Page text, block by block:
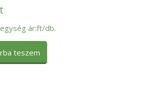
ár:ft/db.
teszem